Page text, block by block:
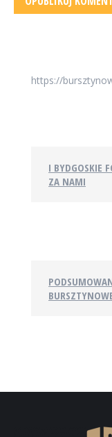
https://
I BYDGOSKIE
ZA NAMI